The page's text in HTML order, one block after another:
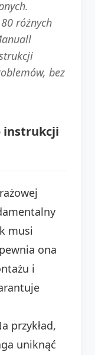
różnych
bez
instrukcji
musi
ona
i
przykład,
uniknąć